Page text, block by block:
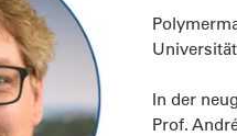
In der
Prof.